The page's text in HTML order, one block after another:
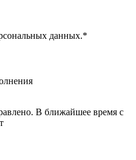
данных.*
В ближайшее время с